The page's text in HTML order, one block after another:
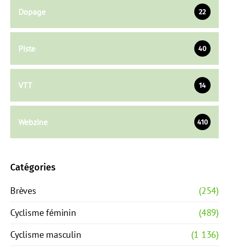
Dopage 22
Piste 40
VTT 14
Webzine 410
Catégories
Brèves
(254)
Cyclisme féminin
(489)
Cyclisme masculin
(1 136)